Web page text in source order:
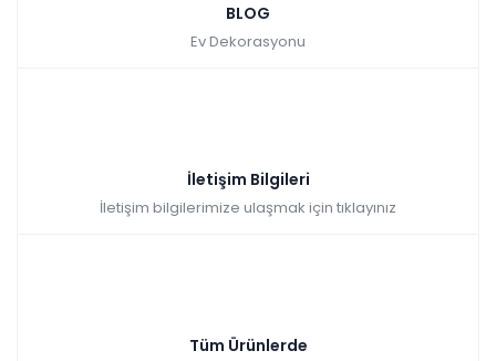
BLOG
Ev Dekorasyonu
İletişim Bilgileri
İletişim bilgilerimize ulaşmak için tıklayınız
Tüm Ürünlerde